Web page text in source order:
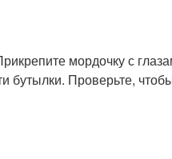
мордочку с
бутылки. Проверьте,